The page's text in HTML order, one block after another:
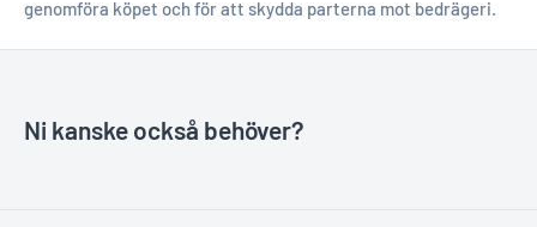
genomföra köpet och för att skydda parterna mot bedrägeri.
Ni kanske också behöver?